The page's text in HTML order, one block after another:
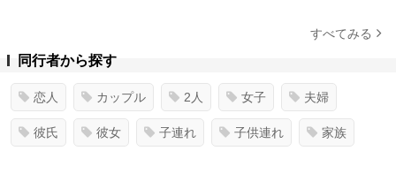
すべてみる
同行者から探す
恋人 カップル 2人 女子 夫婦
彼氏 彼女 子連れ 子供連れ 家族